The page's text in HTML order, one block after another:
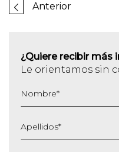
Anterior
¿Quiere recibir más
Le orientamos sin
Nombre*
Apellidos*